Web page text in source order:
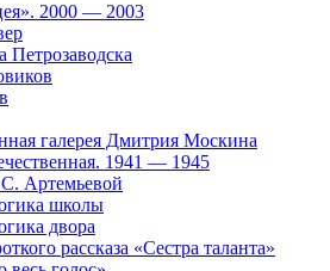
2000 — 2003
Петрозаводска
галерея Дмитрия Москина
1941 — 1945
Артемьевой
школы
двора
рассказа «Сестра таланта»